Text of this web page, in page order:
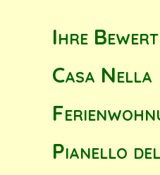
Ihre
Casa Nella
Pianello